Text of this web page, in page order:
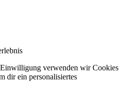
verwenden wir Cookies
dir ein personalisiertes